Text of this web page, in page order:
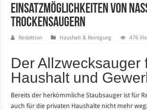
Einsatzmöglichkeiten von
Trockensaugern
Redaktion Haushalt & Reinigung 476
Der Allzwecksauger
Haushalt und
Bereits der herkömmliche Staubsauger ist für
auch für die privaten Haushalte nicht mehr